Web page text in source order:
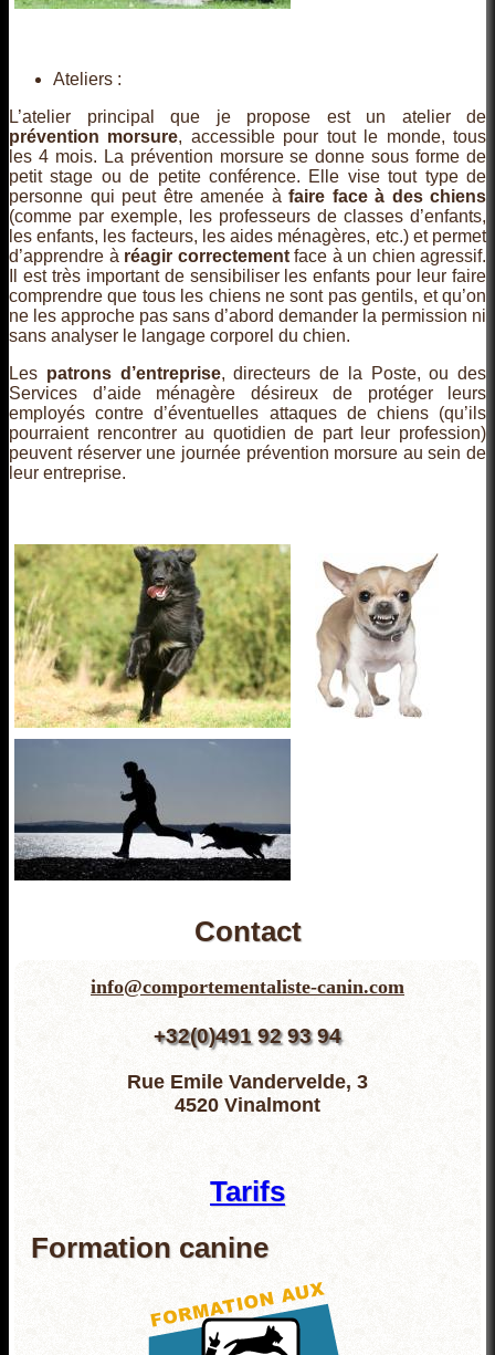
Ateliers :
L’atelier principal que je propose est un atelier de
prévention morsure, accessible pour tout le monde, tous
les 4 mois. La prévention morsure se donne sous forme de
petit stage ou de petite conférence. Elle vise tout type de
personne qui peut être amenée à faire face à des chiens
(comme par exemple, les professeurs de classes d’enfants,
les enfants, les facteurs, les aides ménagères, etc.) et permet
d’apprendre à réagir correctementface à un chien agressif.
Il est très important de sensibiliser les enfants pour leur faire
comprendre que tous les chiens ne sont pas gentils, et qu’on
ne les approche pas sans d’abord demander la permission ni
sans analyser le langage corporel du chien.
Les patrons d’entreprise, directeurs de la Poste, ou des
Services d’aide ménagère désireux de protéger leurs
employés contre d’éventuelles attaques de chiens (qu’ils
pourraient rencontrer au quotidien de part leur profession)
peuvent réserver une journée prévention morsure au sein de
leur entreprise.
Contact
info@comportementaliste-canin.com
+32(0)491 92 93 94
Rue Emile Vandervelde, 3
4520 Vinalmont
Tarifs
Formation canine